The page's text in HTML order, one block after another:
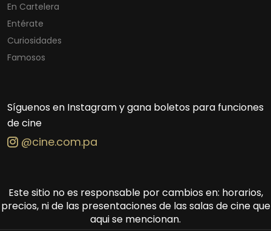
En Cartelera
Entérate
Curiosidades
Famosos
Síguenos en Instagram y gana boletos para funciones
de cine
@cine.com.pa
Este sitio no es responsable por cambios en: horarios,
precios, ni de las presentaciones de las salas de cine que
aqui se mencionan.